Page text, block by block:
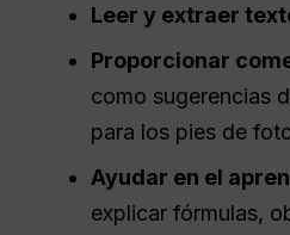
Leer y extraer
Proporcionar
como sugerencias
para los pies de
Ayudar en el
explicar fórmulas,